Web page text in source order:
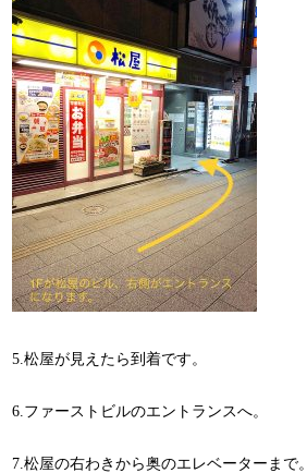
5.松屋が見えたら到着です。
6.ファーストビルのエントランスへ。
7.松屋の右わきから奥のエレベーターまで。